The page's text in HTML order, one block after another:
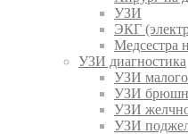
УЗИ
ЭКГ
Медсестра
УЗИ диагностика
УЗИ малого
УЗИ
УЗИ
УЗИ